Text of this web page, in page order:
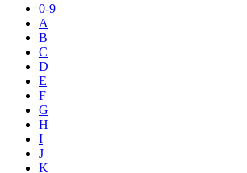
0-9
A
B
C
D
E
F
G
H
I
J
K